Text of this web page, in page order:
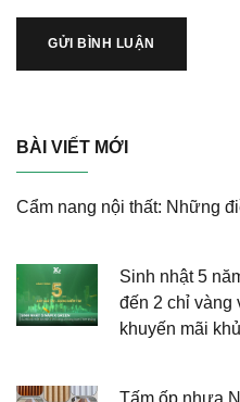
BÀI VIẾT MỚI
Cẩm nang nội thất: Những
Sinh nhật 5
đến 2 chỉ vàng
khuyến mãi